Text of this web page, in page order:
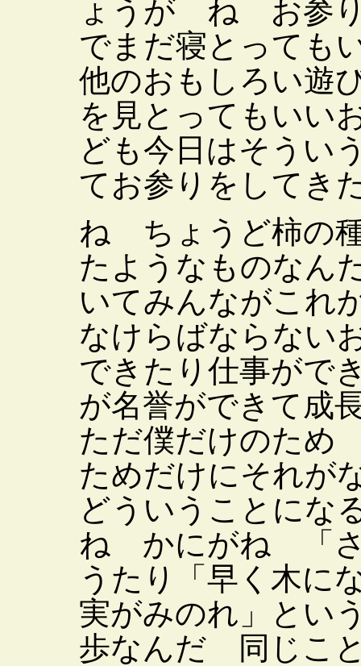
ょうが ね お参り
でまだ寝とって
他のおもしろい遊
を見とってもいい
ども今日はそうい
てお参りをしてき
ね ちょうど柿の
たようなものなん
いてみんながこれ
なけらばならない
できたり仕事がで
が名誉ができて成
ただ僕だけのため
ためだけにそれが
どういうことに
ね かにがね 「さ
うたり「早く木に
実がみのれ」とい
歩なんだ 同じこ